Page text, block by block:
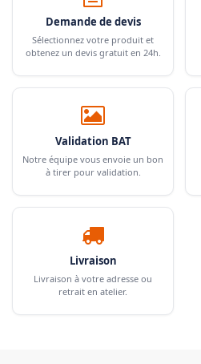
Demande de devis
Sélectionnez votre produit et
obtenez un devis gratuit en 24h.
Validation BAT
Notre équipe vous envoie un bon
à tirer pour validation.
Livraison
Livraison à votre adresse ou
retrait en atelier.